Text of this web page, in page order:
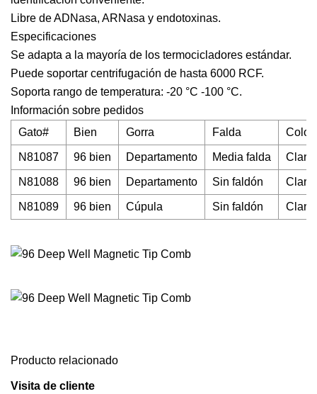
Libre de ADNasa, ARNasa y endotoxinas.
Especificaciones
Se adapta a la mayoría de los termocicladores estándar.
Puede soportar centrifugación de hasta 6000 RCF.
Soporta rango de temperatura: -20 °C -100 °C.
Información sobre pedidos
Gato#
Bien Gorra Falda Color
N81087 96 bien Departamento Media falda Claro
N81088 96 bien Departamento Sin faldón Claro
N81089 96 bien Cúpula Sin faldón Claro
Producto relacionado
Visita de cliente